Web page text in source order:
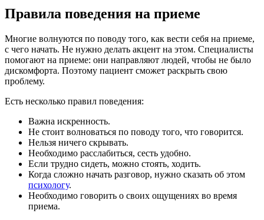
Правила поведения на приеме
Многие волнуются по поводу того, как вести себя на приеме,
с чего начать. Не нужно делать акцент на этом. Специалисты
помогают на приеме: они направляют людей, чтобы не было
дискомфорта. Поэтому пациент сможет раскрыть свою
проблему.
Есть несколько правил поведения:
Важна искренность.
Не стоит волноваться по поводу того, что говорится.
Нельзя ничего скрывать.
Необходимо расслабиться, сесть удобно.
Если трудно сидеть, можно стоять, ходить.
Когда сложно начать разговор, нужно сказать об этом
психологу.
Необходимо говорить о своих ощущениях во время
приема.